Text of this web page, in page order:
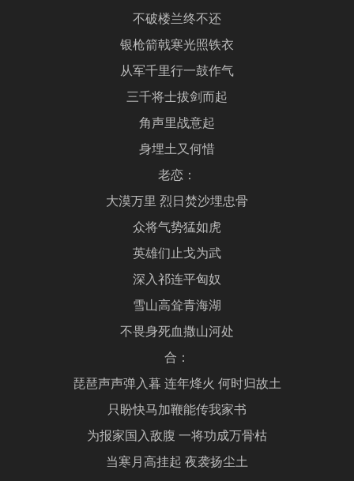
不破楼兰终不还
银枪箭戟寒光照铁衣
从军千里行一鼓作气
三千将士拔剑而起
角声里战意起
身埋土又何惜
老恋：
大漠万里 烈日焚沙埋忠骨
众将气势猛如虎
英雄们止戈为武
深入祁连平匈奴
雪山高耸青海湖
不畏身死血撒山河处
合：
琵琶声声弹入暮 连年烽火 何时归故土
只盼快马加鞭能传我家书
为报家国入敌腹 一将功成万骨枯
当寒月高挂起 夜袭扬尘土